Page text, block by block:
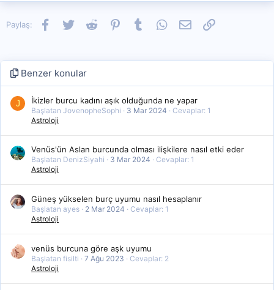
Paylaş: Facebook
TwitterReddit PinterestTumblrWhatsApp
E-postaLink
Benzer konular
J İkizler burcu kadını aşık olduğunda ne yapar
Başlatan JovenopheSophi 3 Mar 2024
Cevaplar: 1
Astroloji
Venüs'ün Aslan burcunda olması ilişkilere nasıl etki eder
Başlatan DenizSiyahi 3 Mar 2024
Cevaplar: 1
Astroloji
Güneş yükselen burç uyumu nasıl hesaplanır
Başlatan ayes 2 Mar 2024
Cevaplar: 1
Astroloji
venüs burcuna göre aşk uyumu
Başlatan fisilti 7 Ağu 2023
Cevaplar: 2
Astroloji